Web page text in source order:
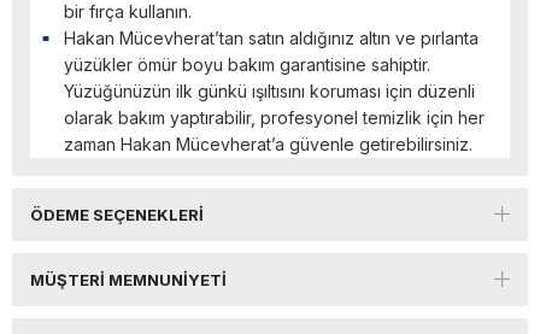
bir fırça kullanın.
Hakan Mücevherat’tan satın aldığınız altın ve pırlanta
yüzükler ömür boyu bakım garantisine sahiptir.
Yüzüğünüzün ilk günkü ışıltısını koruması için düzenli
olarak bakım yaptırabilir, profesyonel temizlik için her
zaman Hakan Mücevherat’a güvenle getirebilirsiniz.
ÖDEME SEÇENEKLERI
MÜŞTERI MEMNUNIYETI